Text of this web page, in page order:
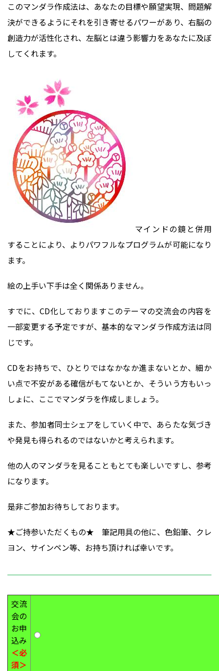
このマンダラ作成法は、あなたの目標や願望実現、問題解
決ができるようにそれを引き寄せるパワーがあり、右脳の
創造力が活性化され、左脳とは違う影響力をあなたに及ぼ
してくれます。
マインドの鏡と併用
することにより、よりパワフルなプログラムが可能になり
ます。
絵の上手い下手は全く関係ありません。
すでに、CD化しておりますこのテーマの交流会の内容を
一部変更する予定ですが、基本的なマンダラ作成方法は同
じです。
CDをお持ちで、ひとりではなかなか進まないとか、細か
い点で不安がある確信がもてないとか、そういう方もいっ
しょに、ここでマンダラを作成しましょう。
また、参加者同士シェアをしていく中で、あらたな気づき
や発見も得られるのではないかと考えられます。
他の人のマンダラを見ることもとても楽しいですし、参考
になります。
是非ご参加お待ちしております。
★ご持参いただくもの★ 筆記用具の他に、色鉛筆、クレ
ヨン、サインペン等、お持ち頂ければ幸いです。
交流
会の
お申
込み
＜必
須＞